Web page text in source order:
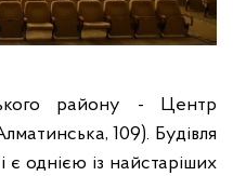
району - Центр
109). Будівля
однією із найстаріших